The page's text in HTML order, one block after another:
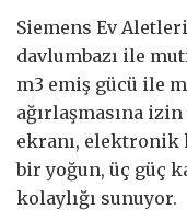
Siemens Ev
davlumbazı ile
m3 emiş gücü ile
ağırlaşmasına
ekranı,
bir yoğun, üç güç
kolaylığı sunuyor.